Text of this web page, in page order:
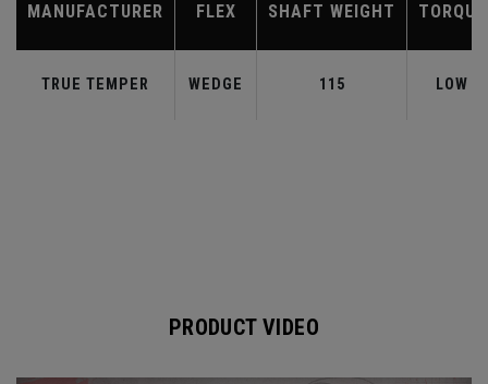
MANUFACTURER FLEX SHAFT WEIGHT TORQUE
TRUE TEMPER WEDGE 115 LOW
PRODUCT VIDEO